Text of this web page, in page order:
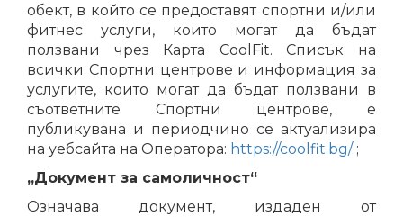
обект, в който се предоставят спортни и/или
фитнес услуги, които могат да бъдат
ползвани чрез Карта CoolFit. Списък на
всички Спортни центрове и информация за
услугите, които могат да бъдат ползвани в
съответните Спортни центрове, е
публикувана и периодчино се актуализира
на уебсайта на Оператора: https://coolfit.bg/;
„Документ за самоличност“
Означава документ, издаден от